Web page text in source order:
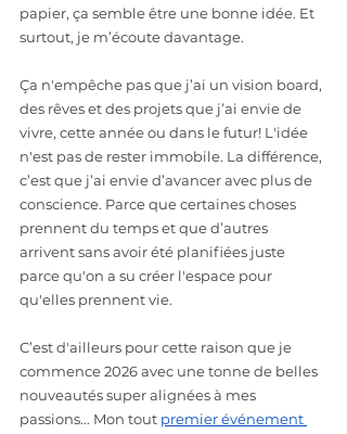
papier, ça semble être une bonne idée. Et
surtout, je m’écoute davantage.
Ça n'empêche pas que j’ai un vision board,
des rêves et des projets que j’ai envie de
vivre, cette année ou dans le futur! L'idée
n'est pas de rester immobile. La différence,
c’est que j’ai envie d’avancer avec plus de
conscience. Parce que certaines choses
prennent du temps et que d’autres
arrivent sans avoir été planifiées juste
parce qu'on a su créer l'espace pour
qu'elles prennent vie.
C’est d'ailleurs pour cette raison que je
commence 2026 avec une tonne de belles
nouveautés super alignées à mes
passions... Mon tout premier événement